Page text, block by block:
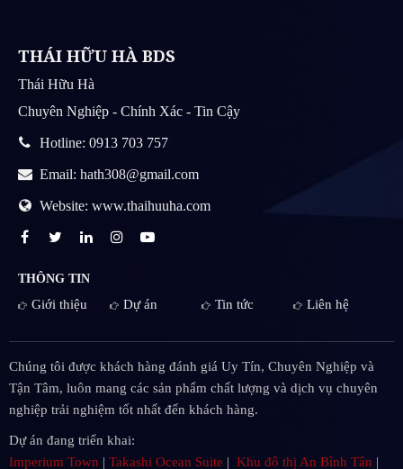
THÁI HỮU HÀ BDS
Thái Hữu Hà
Chuyên Nghiệp - Chính Xác - Tin Cậy
Hotline: 0913 703 757
Email: hath308@gmail.com
Website: www.thaihuuha.com
THÔNG TIN
Giới thiệu Dự án Tin tức Liên hệ
Chúng tôi được khách hàng đánh giá Uy Tín, Chuyên Nghiệp và
Tận Tâm, luôn mang các sản phẩm chất lượng và dịch vụ chuyên
nghiệp trải nghiệm tốt nhất đến khách hàng.
Dự án đang triển khai:
Imperium Town | Takashi Ocean Suite | Khu đô thị An Bình Tân |